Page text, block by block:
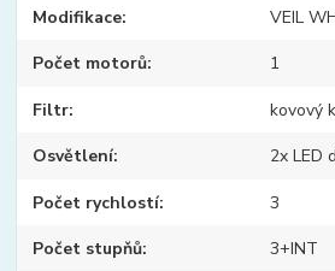
Modifikace VEIL
Počet motorů 1
Filtr kovový
Osvětlení 2x LED
Počet rychlostí 3
Počet stupňů 3+INT